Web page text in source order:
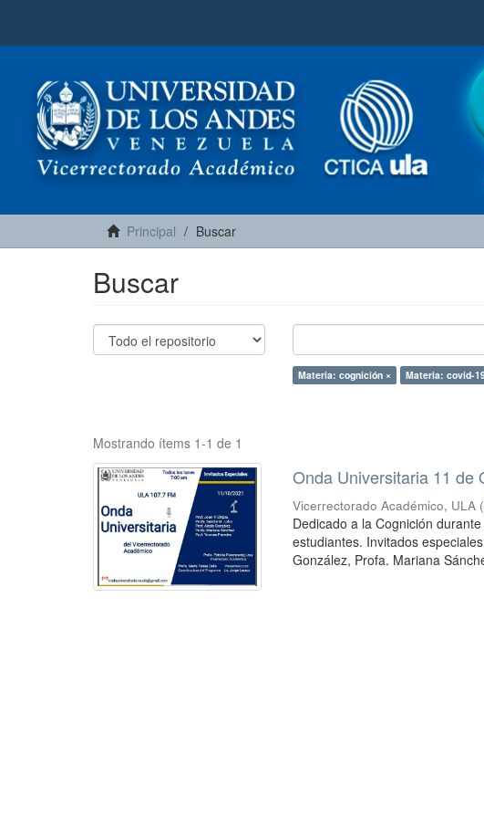
Principal Buscar
Buscar
Materia: cognición × Materia: covid-
Mostrando ítems 1-1 de 1
Onda Universitaria 11 de
Vicerrectorado Académico, ULA (
Dedicado a la Cognición
estudiantes. Invitados
González, Profa. Mariana